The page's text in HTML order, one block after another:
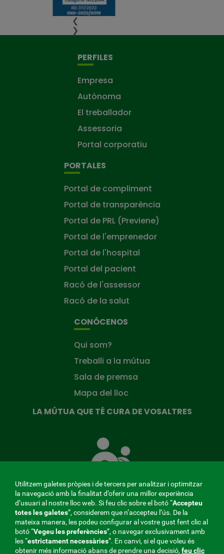
❮
❯
PERFILES
Empresa
Autònoma
El treballador
Assessoria
Portal corporatiu
PORTALES
Portal de compliment
Portal de transparència
Portal de PRL (Previene)
Portal de l'emprenedor
Portal de l'hospital
Portal del pacient
Racó de l'assessor
Racó de la salut
CONÓCENOS
Qui som?
Treballi a la mútua
Sala de premsa
Mapa del lloc
LA MÚTUA QUE TÉ CURA DE VOSALTRES
Mútua
que
de
tu
MENÚ
REDES
Utilitzem galetes pròpies i de tercers per analitzar i optimitzar
la navegació amb la finalitat d’oferir una millor experiència
d’usuari al nostre lloc web. Si feu clic sobre el botó “Accepteu
totes les galetes”, considerem que n’accepteu l’ús. De la
mateixa manera, les podeu configurar al vostre gust fent clic al
botó “Vegeu les preferències”, o navegar exclusivament amb
les “estrictamentnecessàries”. En canvi, si el que voleu és
obtenir més informació abans de prendre una decisió, feu clic